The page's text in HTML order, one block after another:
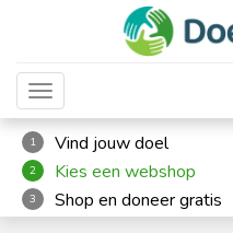
Toggle navigation
1 Vind jouw doel
2 Kies een webshop
3 Shop en doneer gratis